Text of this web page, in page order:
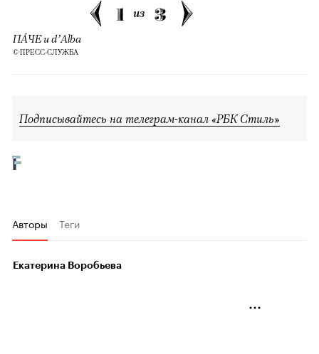
1 из 3
ПÁЧЕ и d’Alba
© ПРЕСС-СЛУЖБА
Подписывайтесь на телеграм-канал «РБК Стиль»
Авторы Теги
Екатерина Воробьева